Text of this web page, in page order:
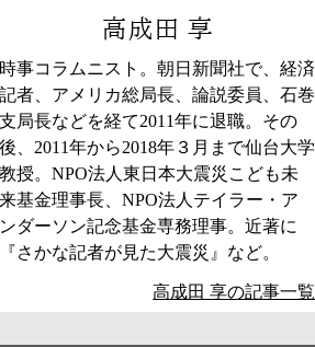
高成田 享
時事コラムニスト。朝日新聞社で、経済
記者、アメリカ総局長、論説委員、石巻
支局長などを経て2011年に退職。その
後、2011年から2018年３月まで仙台大学
教授。NPO法人東日本大震災こども未
来基金理事長、NPO法人テイラー・ア
ンダーソン記念基金専務理事。近著に
『さかな記者が見た大震災』など。
高成田 享の記事一覧